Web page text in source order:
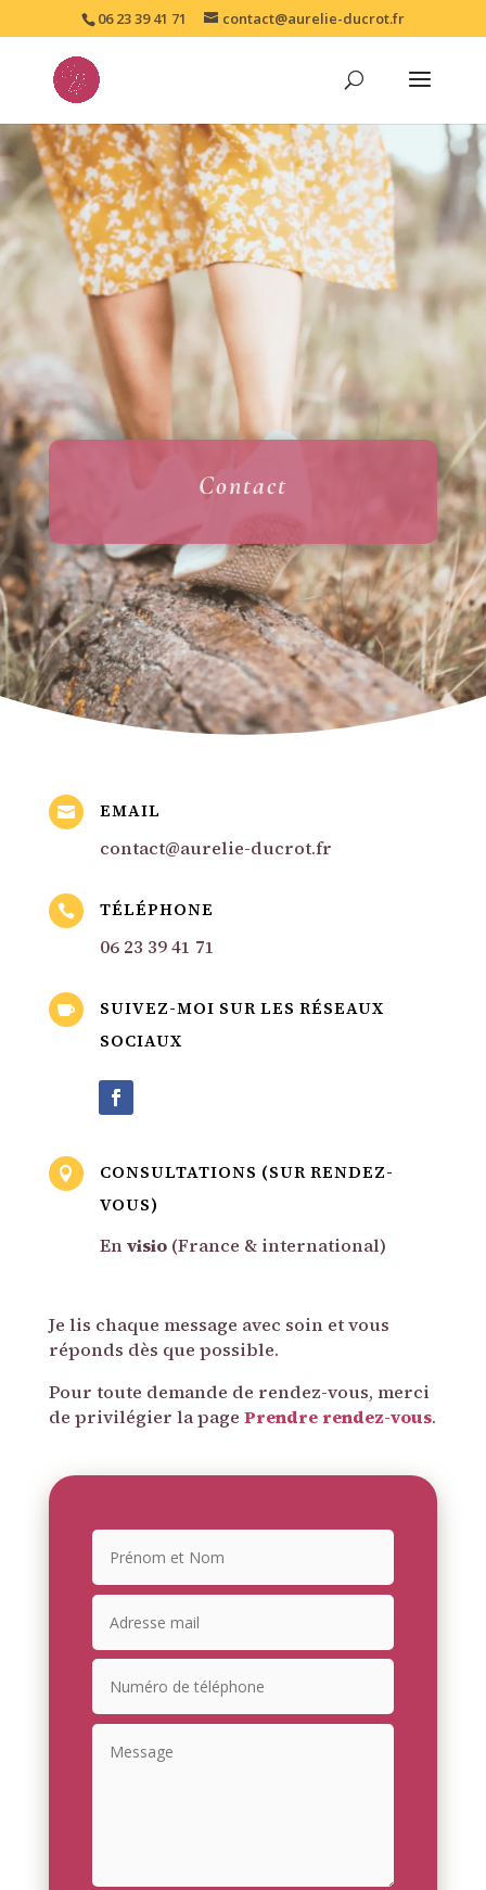
06 23 39 41 71 contact@aurelie-ducrot.fr
Contact
 EMAIL
contact@aurelie-ducrot.fr
 TÉLÉPHONE
06 23 39 41 71

SUIVEZ-MOI SUR LES RÉSEAUX
SOCIAUX

CONSULTATIONS (SUR RENDEZ-
VOUS)
Envisio(France & international)
Je lis chaque message avec soin et vous
réponds dès que possible.
Pour toute demande de rendez-vous, merci
de privilégier la page Prendre rendez-vous.